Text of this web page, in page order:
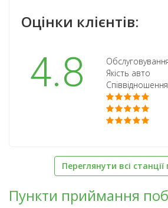
Оцінки клієнтів:
4.8
Обслуговування
Якість авто
Співвідношення
Переглянути всі
Пункти приймання